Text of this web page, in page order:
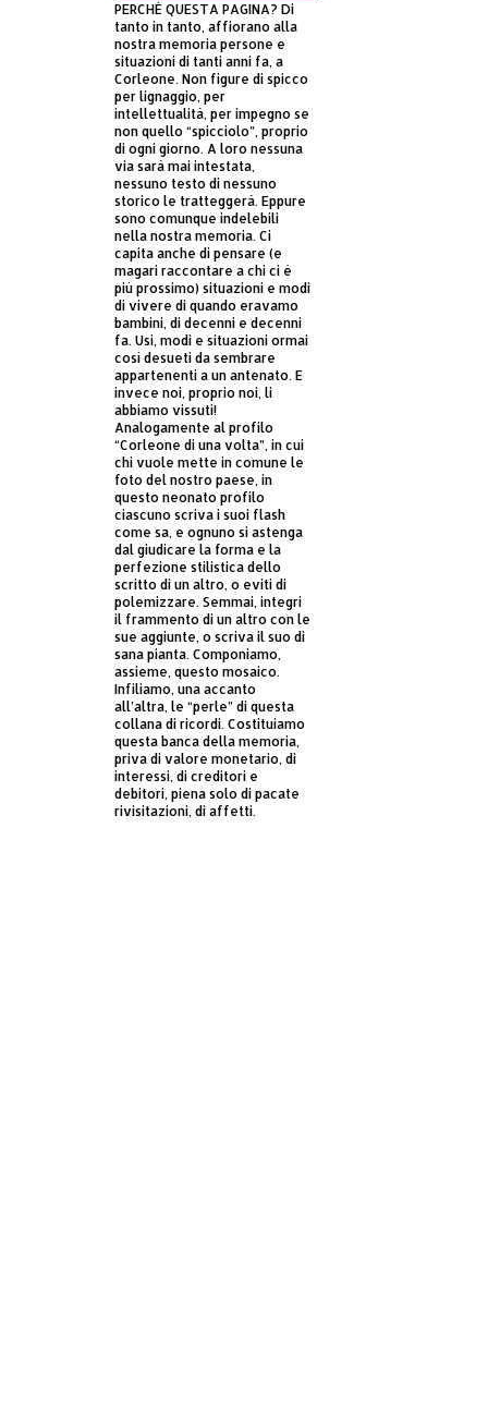
PERCHÈ QUESTA PAGINA? Di
tanto in tanto, affiorano alla
nostra memoria persone e
situazioni di tanti anni fa, a
Corleone. Non figure di spicco
per lignaggio, per
intellettualità, per impegno se
non quello “spicciolo”, proprio
di ogni giorno. A loro nessuna
via sarà mai intestata,
nessuno testo di nessuno
storico le tratteggerà. Eppure
sono comunque indelebili
nella nostra memoria. Ci
capita anche di pensare (e
magari raccontare a chi ci è
più prossimo) situazioni e modi
di vivere di quando eravamo
bambini, di decenni e decenni
fa. Usi, modi e situazioni ormai
così desueti da sembrare
appartenenti a un antenato. E
invece noi, proprio noi, li
abbiamo vissuti!
Analogamente al profilo
“Corleone di una volta”, in cui
chi vuole mette in comune le
foto del nostro paese, in
questo neonato profilo
ciascuno scriva i suoi flash
come sa, e ognuno si astenga
dal giudicare la forma e la
perfezione stilistica dello
scritto di un altro, o eviti di
polemizzare. Semmai, integri
il frammento di un altro con le
sue aggiunte, o scriva il suo di
sana pianta. Componiamo,
assieme, questo mosaico.
Infiliamo, una accanto
all’altra, le “perle” di questa
collana di ricordi. Costituiamo
questa banca della memoria,
priva di valore monetario, di
interessi, di creditori e
debitori, piena solo di pacate
rivisitazioni, di affetti.